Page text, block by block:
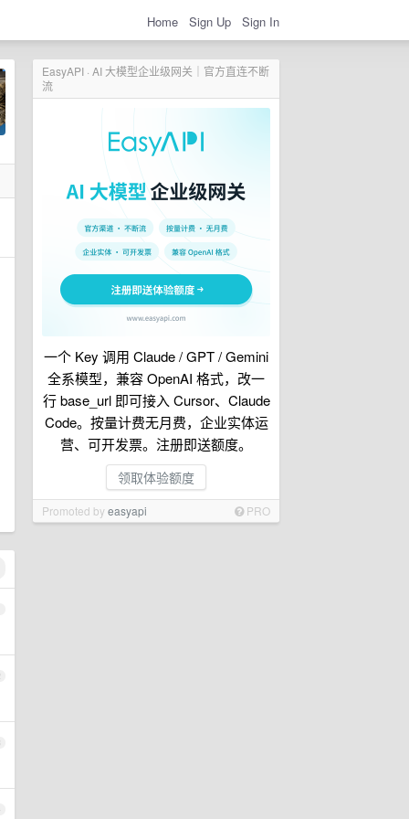
Home Sign Up Sign In
EasyAPI · AI 大模型企业级网关｜官方直连不断
流
一个 Key 调用 Claude / GPT / Gemini
全系模型，兼容 OpenAI 格式，改一
行 base_url 即可接入 Cursor、Claude
Code。按量计费无月费，企业实体运
营、可开发票。注册即送额度。
领取体验额度
Promoted byeasyapi PRO